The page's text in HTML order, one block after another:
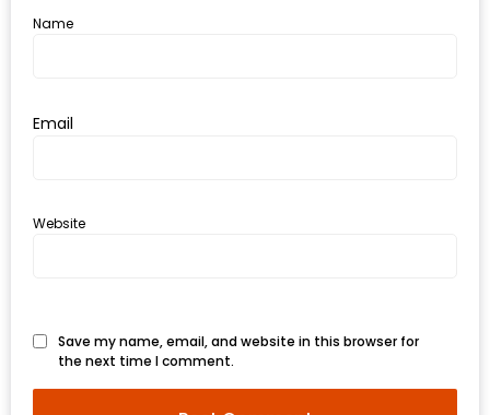
ระดับ
พรีเมียม
Name
Email
Website
Save my name, email, and website in this browser for
the next time I comment.